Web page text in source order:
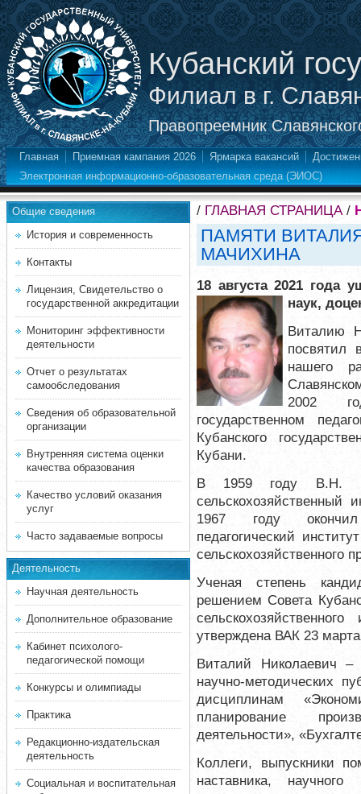
Кубанский
Филиал в г.
Правопреемник
Главная Приемная кампания 2026 Ярмарка вакансий
Электронная информационно-образовательная среда (ЭИОС)
Общие сведения
История и современность
Контакты
Лицензия, Свидетельство о
государственной аккредитации
Мониторинг эффективности
деятельности
Отчет о результатах
самообследования
Сведения об образовательной
организации
Внутренняя система оценки
качества образования
Качество условий оказания
услуг
Часто задаваемые вопросы
Деятельность
Научная деятельность
Дополнительное образование
Кабинет психолого-
педагогической помощи
Конкурсы и олимпиады
Практика
Редакционно-издательская
деятельность
Социальная и воспитательная
/ ГЛАВНАЯ СТРАНИЦА/
ПАМЯТИ
МАЧИХИНА
18 августа 2021 года
наук,
Виталию
посвятил
нашего
2002
государственном
Кубанского
Кубани.
В 1959 году В.Н.
сельскохозяйственный
1967 году окончил
педагогический
сельскохозяйственного
Ученая степень
решением Совета
утверждена ВАК 23
Виталий Николаевич
научно-методических
дисциплинам
планирование
деятельности»,
Коллеги, выпускники
наставника, научного